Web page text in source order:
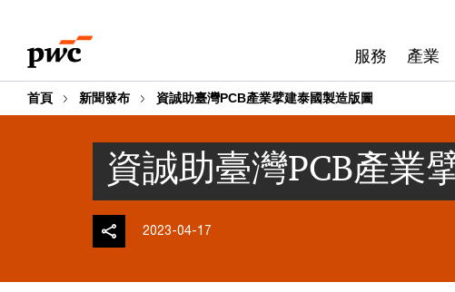
content
footer
服務 產業
首頁 新聞發布 資誠助臺灣PCB產業擘建泰國製造版圖
資誠助臺灣PCB產業
2023-04-17